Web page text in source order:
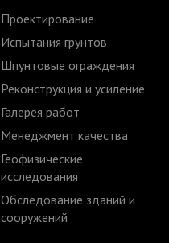
Проектирование
Испытания грунтов
Шпунтовые ограждения
Реконструкция и усиление
Галерея работ
Менеджмент качества
Геофизические
исследования
Обследование зданий и
сооружений